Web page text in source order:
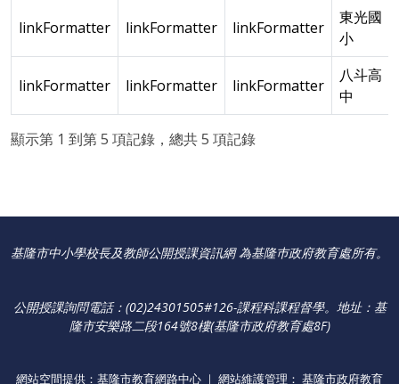
linkFormatter linkFormatter linkFormatter
東光國
小
linkFormatter linkFormatter linkFormatter
八斗高
中
顯示第 1 到第 5 項記錄，總共 5 項記錄
基隆市中小學校長及教師公開授課資訊網 為基隆巿政府教育處所有。
公開授課詢問電話：(02)24301505#126-課程科課程督學。 地址：基
隆市安樂路二段164號8樓(基隆市政府教育處8F)
網站空間提供：基隆市教育網路中心 ｜ 網站維護管理： 基隆市政府教育